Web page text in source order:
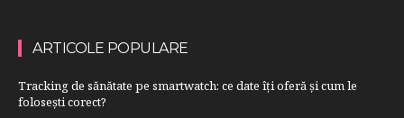
ARTICOLE POPULARE
Tracking de sănătate pe smartwatch: ce date îți oferă și cum le
folosești corect?